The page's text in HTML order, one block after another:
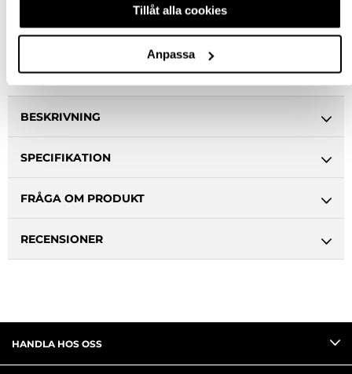
Tillåt alla cookies
Anpassa
Ledande leverantör i Sverige
BESKRIVNING
SPECIFIKATION
FRÅGA OM PRODUKT
RECENSIONER
HANDLA HOS OSS